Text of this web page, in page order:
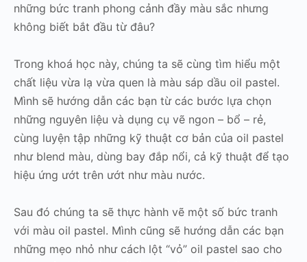
những bức tranh phong cảnh đầy màu sắc nhưng
không biết bắt đầu từ đâu?
Trong khoá học này, chúng ta sẽ cùng tìm hiểu một
chất liệu vừa lạ vừa quen là màu sáp dầu oil pastel.
Mình sẽ hướng dẫn các bạn từ các bước lựa chọn
những nguyên liệu và dụng cụ vẽ ngon – bổ – rẻ,
cùng luyện tập những kỹ thuật cơ bản của oil pastel
như blend màu, dùng bay đắp nổi, cả kỹ thuật để tạo
hiệu ứng ướt trên ướt như màu nước.
Sau đó chúng ta sẽ thực hành vẽ một số bức tranh
với màu oil pastel. Mình cũng sẽ hướng dẫn các bạn
những mẹo nhỏ như cách lột “vỏ” oil pastel sao cho